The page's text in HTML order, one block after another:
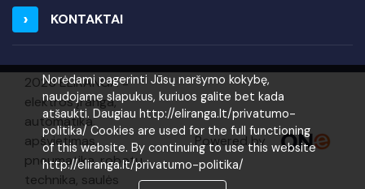
Norėdami pagerinti Jūsų naršymo kokybę,
naudojame slapukus, kuriuos galite bet kada
atšaukti. Daugiau http://eliranga.lt/privatumo-
politika/ Cookies are used for the full functioning
of this website. By continuing to use this website
http://eliranga.lt/privatumo-politika/
KONTAKTAI
2026 ELIRANGA =
elektros įranga,
automatika,
apšvietimas,
pneumatika, robotų
technika, saulės
Powered by